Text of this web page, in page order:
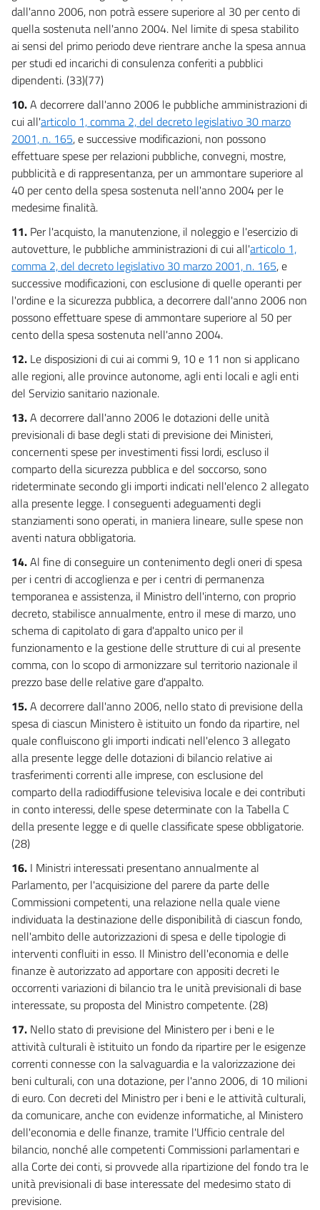
dall'anno 2006, non potrà essere superiore al 30 per cento di
quella sostenuta nell'anno 2004. Nel limite di spesa stabilito
ai sensi del primo periodo deve rientrare anche la spesa annua
per studi ed incarichi di consulenza conferiti a pubblici
dipendenti. (33)(77)
10.A decorrere dall'anno 2006 le pubbliche amministrazioni di
cui all'articolo 1, comma 2, del decreto legislativo 30 marzo
2001, n. 165, e successive modificazioni, non possono
effettuare spese per relazioni pubbliche, convegni, mostre,
pubblicità e di rappresentanza, per un ammontare superiore al
40 per cento della spesa sostenuta nell'anno 2004 per le
medesime finalità.
11. Per l'acquisto, la manutenzione, il noleggio e l'esercizio di
autovetture, le pubbliche amministrazioni di cui all'articolo 1,
comma 2, del decreto legislativo 30 marzo 2001, n. 165, e
successive modificazioni, con esclusione di quelle operanti per
l'ordine e la sicurezza pubblica, a decorrere dall'anno 2006 non
possono effettuare spese di ammontare superiore al 50 per
cento della spesa sostenuta nell'anno 2004.
12. Le disposizioni di cui ai commi 9, 10 e 11 non si applicano
alle regioni, alle province autonome, agli enti locali e agli enti
del Servizio sanitario nazionale.
13.A decorrere dall'anno 2006 le dotazioni delle unità
previsionali di base degli stati di previsione dei Ministeri,
concernenti spese per investimenti fissi lordi, escluso il
comparto della sicurezza pubblica e del soccorso, sono
rideterminate secondo gli importi indicati nell'elenco 2 allegato
alla presente legge. I conseguenti adeguamenti degli
stanziamenti sono operati, in maniera lineare, sulle spese non
aventi natura obbligatoria.
14.Al fine di conseguire un contenimento degli oneri di spesa
per i centri di accoglienza e per i centri di permanenza
temporanea e assistenza, il Ministro dell'interno, con proprio
decreto, stabilisce annualmente, entro il mese di marzo, uno
schema di capitolato di gara d'appalto unico per il
funzionamento e la gestione delle strutture di cui al presente
comma, con lo scopo di armonizzare sul territorio nazionale il
prezzo base delle relative gare d'appalto.
15.A decorrere dall'anno 2006, nello stato di previsione della
spesa di ciascun Ministero è istituito un fondo da ripartire, nel
quale confluiscono gli importi indicati nell'elenco 3 allegato
alla presente legge delle dotazioni di bilancio relative ai
trasferimenti correnti alle imprese, con esclusione del
comparto della radiodiffusione televisiva locale e dei contributi
in conto interessi, delle spese determinate con la Tabella C
della presente legge e di quelle classificate spese obbligatorie.
(28)
16. I Ministri interessati presentano annualmente al
Parlamento, per l'acquisizione del parere da parte delle
Commissioni competenti, una relazione nella quale viene
individuata la destinazione delle disponibilità di ciascun fondo,
nell'ambito delle autorizzazioni di spesa e delle tipologie di
interventi confluiti in esso. Il Ministro dell'economia e delle
finanze è autorizzato ad apportare con appositi decreti le
occorrenti variazioni di bilancio tra le unità previsionali di base
interessate, su proposta del Ministro competente. (28)
17. Nello stato di previsione del Ministero per i beni e le
attività culturali è istituito un fondo da ripartire per le esigenze
correnti connesse con la salvaguardia e la valorizzazione dei
beni culturali, con una dotazione, per l'anno 2006, di 10 milioni
di euro. Con decreti del Ministro per i beni e le attività culturali,
da comunicare, anche con evidenze informatiche, al Ministero
dell'economia e delle finanze, tramite l'Ufficio centrale del
bilancio, nonché alle competenti Commissioni parlamentari e
alla Corte dei conti, si provvede alla ripartizione del fondo tra le
unità previsionali di base interessate del medesimo stato di
previsione.